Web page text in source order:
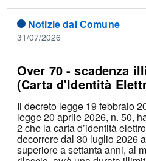
Notizie dal Comune
31/07/2026
Over 70 - scadenza
(Carta d'Identità
Il decreto legge 19 febbraio
legge 20 aprile 2026, n. 50,
2 che la carta d’identità
decorrere dal 30 luglio 2026
superiore asettanta anni, al